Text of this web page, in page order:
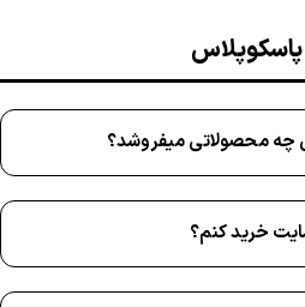
چه محصولاتی میفروشد؟
خرید کنم؟